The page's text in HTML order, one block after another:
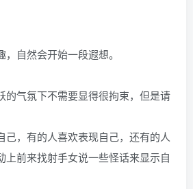
自然会开始一段遐想。
的气氛下不需要显得很拘束，但是请
己，有的人喜欢表现自己，还有的人
上前来找射手女说一些怪话来显示自